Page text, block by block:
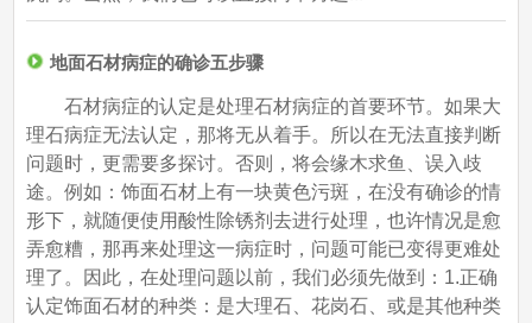
地面石材病症的确诊五步骤
石材病症的认定是处理石材病症的首要环节。如果大
理石病症无法认定，那将无从着手。所以在无法直接判断
问题时，更需要多探讨。否则，将会缘木求鱼、误入歧
途。例如：饰面石材上有一块黄色污斑，在没有确诊的情
形下，就随便使用酸性除锈剂去进行处理，也许情况是愈
弄愈糟，那再来处理这一病症时，问题可能已变得更难处
理了。因此，在处理问题以前，我们必须先做到：1.正确
认定饰面石材的种类：是大理石、花岗石、或是其他种类